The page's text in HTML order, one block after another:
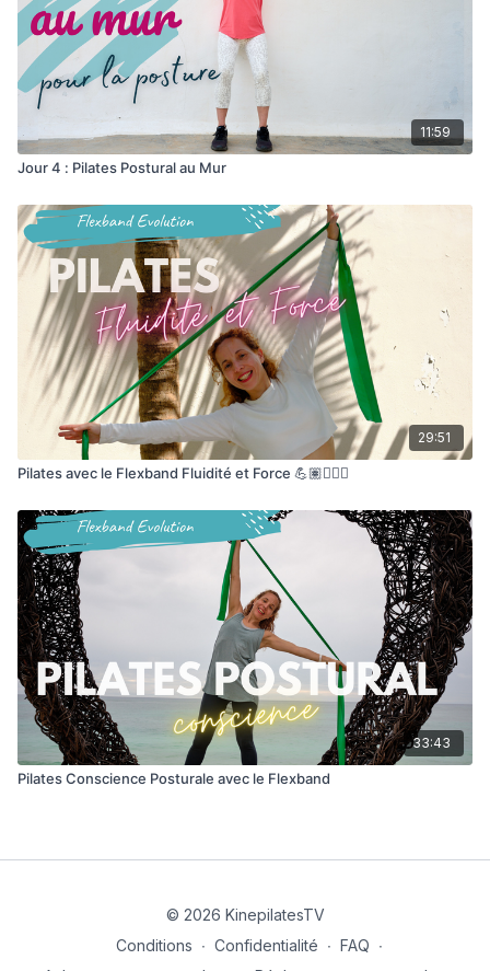
11:59
Jour 4 : Pilates Postural au Mur
29:51
Pilates avec le Flexband Fluidité et Force 💪🏽🧜🏻‍♀️
33:43
Pilates Conscience Posturale avec le Flexband
© 2026 KinepilatesTV
Conditions ∙ Confidentialité ∙ FAQ ∙